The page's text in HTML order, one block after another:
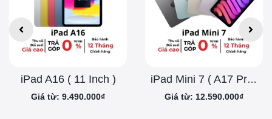
iPad A16 ( 11 Inch )
Giá từ: 9.490.000₫
iPad Mini 7 ( A17 Pro )
Giá từ: 12.590.000₫